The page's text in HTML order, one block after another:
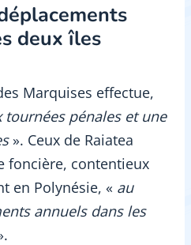
deux îles
Marquises effectue,
tournées pénales et une
». Ceux de Raiatea
foncière, contentieux
en Polynésie, « au
annuels dans les